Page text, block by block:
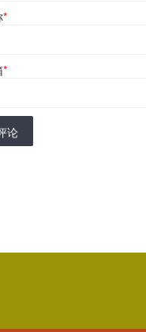
*
*
论